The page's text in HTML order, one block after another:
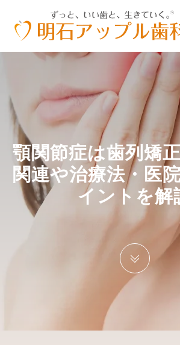
顎関節症は歯列矯
関連や治療法・医
イントを解